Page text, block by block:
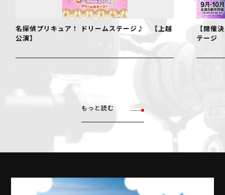
名探偵プリキュア！ ドリームステージ♪ 【上越
公演】
【開催決
テージ
もっと読む